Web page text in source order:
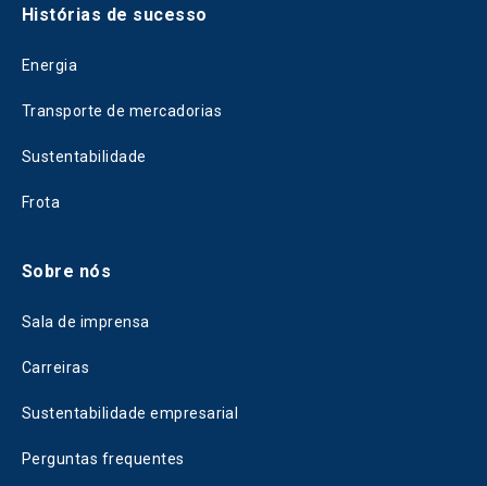
Histórias de sucesso
Energia
Transporte de mercadorias
Sustentabilidade
Frota
Sobre nós
Sala de imprensa
Carreiras
Sustentabilidade empresarial
Perguntas frequentes